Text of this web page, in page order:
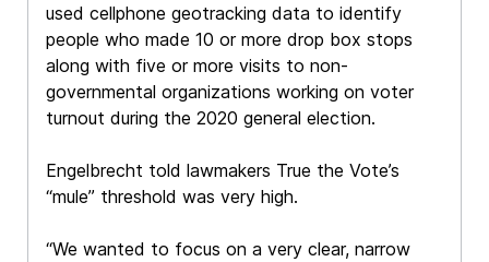
used cellphone geotracking data to identify
people who made 10 or more drop box stops
along with five or more visits to non-
governmental organizations working on voter
turnout during the 2020 general election.
Engelbrecht told lawmakers True the Vote’s
“mule” threshold was very high.
“We wanted to focus on a very clear, narrow